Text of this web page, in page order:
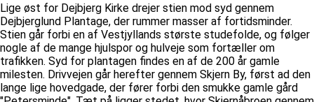
Lige øst for Dejbjerg Kirke drejer stien mod syd gennem
Dejbjerglund Plantage, der rummer masser af fortidsminder.
Stien går forbi en af Vestjyllands største studefolde, og følger
nogle af de mange hjulspor og hulveje som fortæller om
trafikken. Syd for plantagen findes en af de 200 år gamle
milesten. Drivvejen går herefter gennem Skjern By, først ad den
lange lige hovedgade, der fører forbi den smukke gamle gård